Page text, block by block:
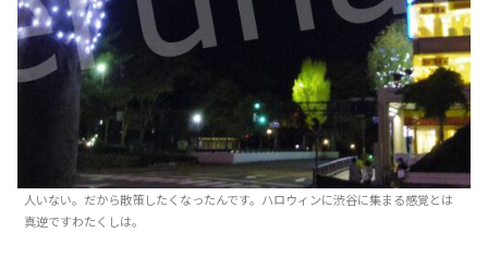
人いない。だから散策したくなったんです。ハロウィンに渋谷に集まる感覚とは
真逆ですわたくしは。